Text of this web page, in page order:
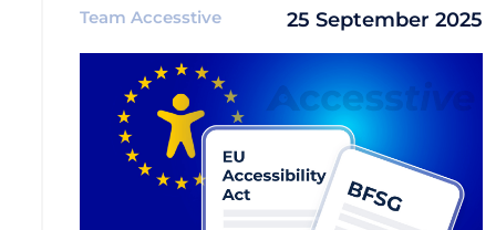
Team Accesstive 25 September 2025